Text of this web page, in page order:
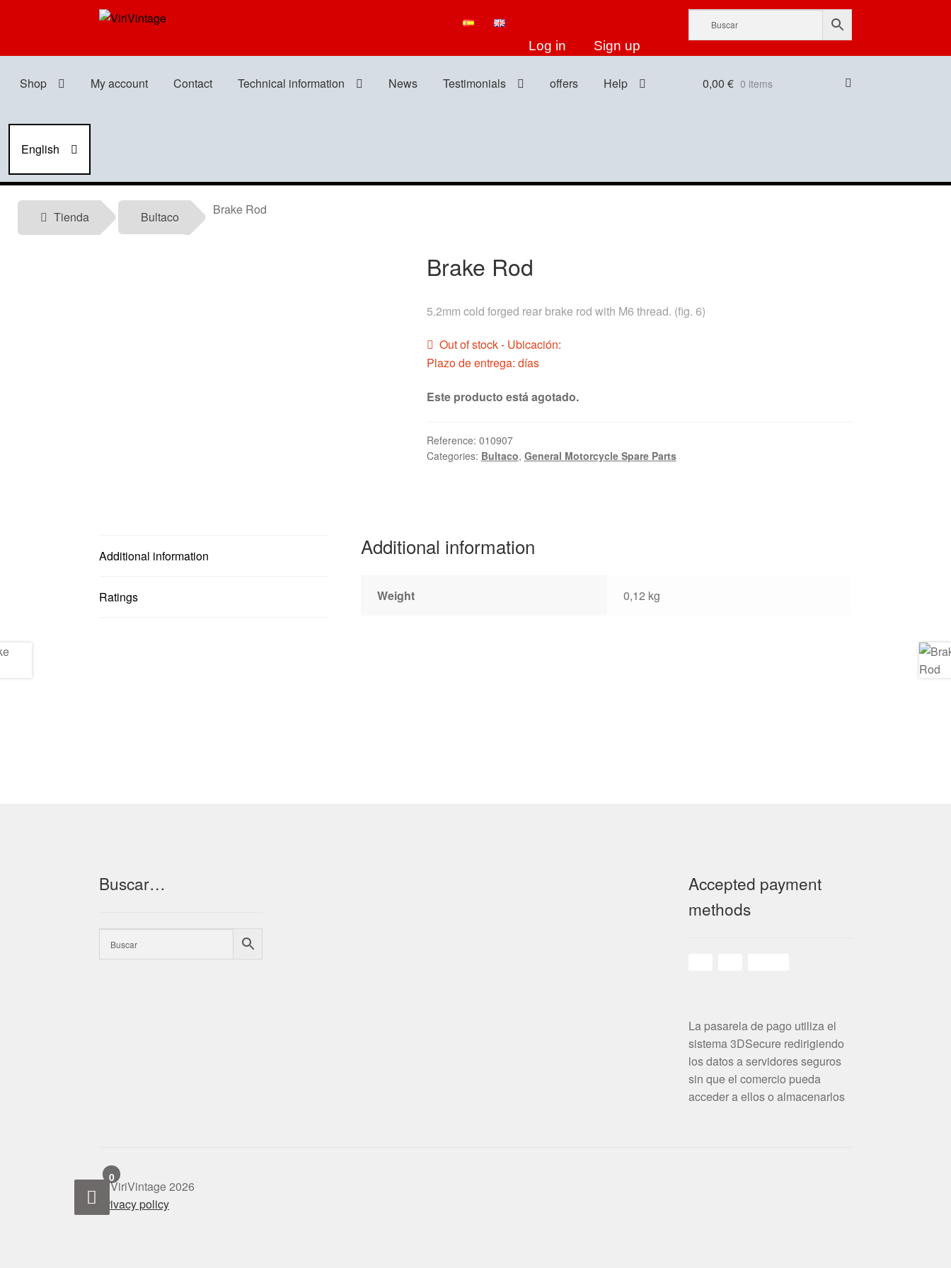
Skip
navigation
Skip
content
Log in Sign up
Shop My account Contact Technical information News Testimonials offers Help
English
0,00 € 0 items
Tienda Bultaco Brake Rod
Brake Rod
5.2mm cold forged rear brake rod with M6 thread. (fig. 6)
Out of stock - Ubicación:
Plazo de entrega: días
Este producto está agotado.
Reference: 010907
Categories: Bultaco, General Motorcycle Spare Parts
Additional information
Ratings
Additional information
Weight 0,12 kg
Buscar…
Accepted payment
methods
La pasarela de pago utiliza el
sistema 3DSecure redirigiendo
los datos a servidores seguros
sin que el comercio pueda
acceder a ellos o almacenarlos
© ViriVintage 2026
Privacy policy
0